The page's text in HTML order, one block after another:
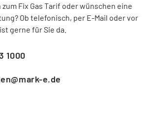
zum Fix Gas Tarif oder wünschen eine
Ob telefonisch, per E-Mail oder vor
gerne für Sie da.
1000
e.de